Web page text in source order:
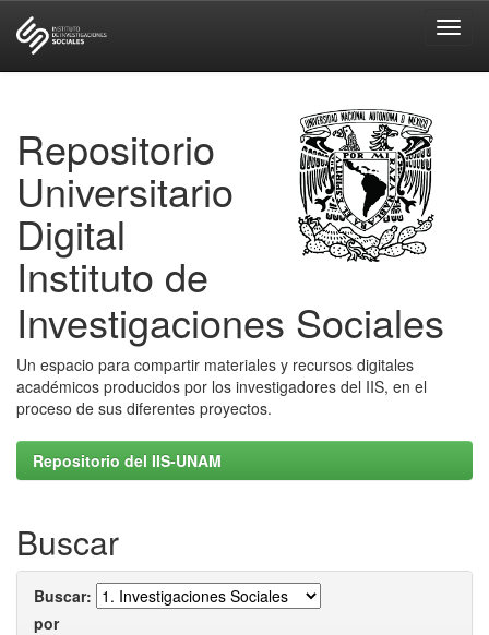
Repositorio
Universitario
Digital
Instituto de
Investigaciones Sociales
Un espacio para compartir materiales y recursos digitales
académicos producidos por los investigadores del IIS, en el
proceso de sus diferentes proyectos.
Repositorio del IIS-UNAM
Buscar
Buscar:
por